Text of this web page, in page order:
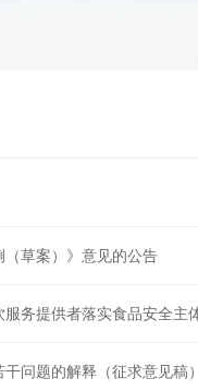
草案）》意见的公告
务提供者落实食品安全主
问题的解释（征求意见稿